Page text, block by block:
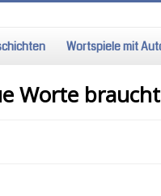
Wortspiele mit
Worte